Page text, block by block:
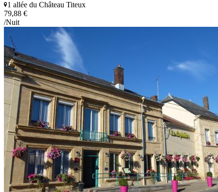
1 allée du Château Titeux
79,88 €
/Nuit